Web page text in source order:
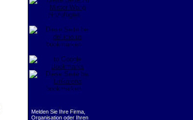
Melden Sie Ihre Firma,
Organisation oder Ihren